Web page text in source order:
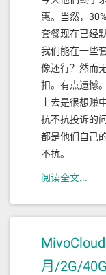
惠。当然，
套餐现在已经
我们能在一些
像还行？然而
扣。有点遗憾
上去是很想赚
抗不抗投诉的
都是他们自己
不抗。
阅读全文...
月/2G/